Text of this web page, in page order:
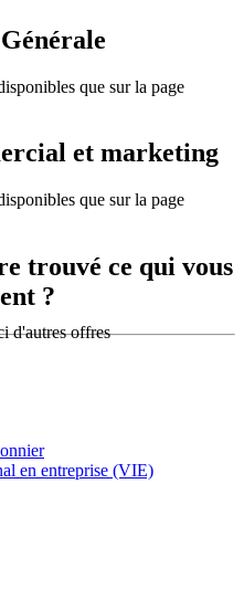
que sur la page
et marketing
que sur la page
trouvé ce qui vous
?
d'autres offres
en entreprise (VIE)